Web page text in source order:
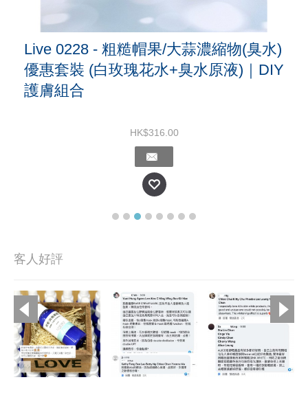
Live 0228 - 粗糙帽果/大蒜濃縮物(臭水)
優惠套裝 (白玫瑰花水+臭水原液)｜DIY
護膚組合
HK$316.00
客人好評